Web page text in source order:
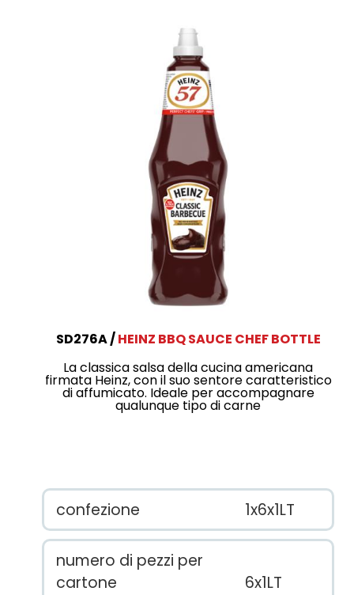
SD276A
HEINZ BBQ SAUCE CHEF BOTTLE
La classica salsa della cucina americana
firmata Heinz, con il suo sentore caratteristico
di affumicato. Ideale per accompagnare
qualunque tipo di carne
confezione 1x6x1LT
numero di pezzi per
cartone
6x1LT